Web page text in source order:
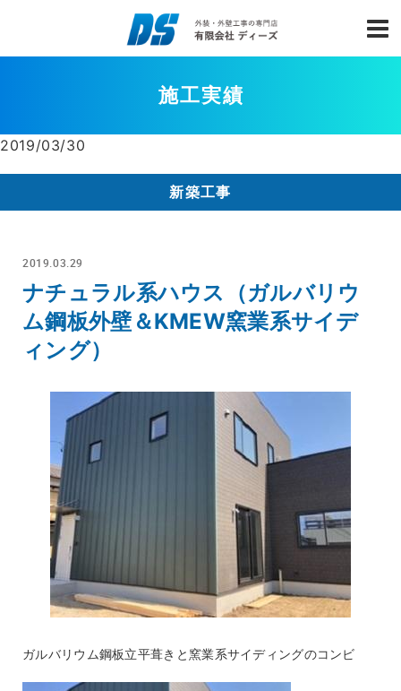
施工実績
2019/03/30
新築工事
2019.03.29
ナチュラル系ハウス（ガルバリウ
ム鋼板外壁＆KMEW窯業系サイデ
ィング）
ガルバリウム鋼板立平葺きと窯業系サイディングのコンビ